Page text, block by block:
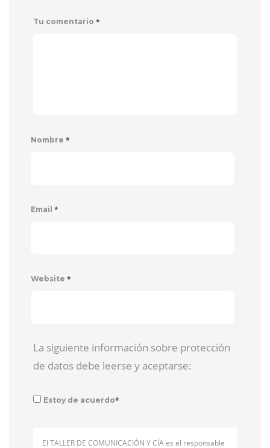
Tu comentario *
Nombre *
Email *
Website *
La siguiente información sobre protección
de datos debe leerse y aceptarse:
Estoy de acuerdo*
El TALLER DE COMUNICACIÓN Y CÍA es el responsable